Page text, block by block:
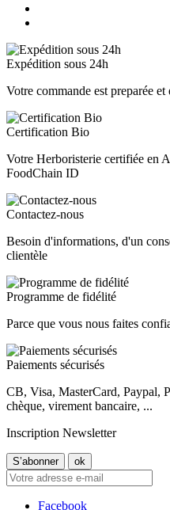
Expédition sous 24h
Votre commande est preparée
Certification Bio
Votre Herboristerie certifiée en
FoodChain ID
Contactez-nous
Besoin d'informations, d'un
clientèle
Programme de fidélité
Parce que vous nous faites
Paiements sécurisés
CB, Visa, MasterCard, Paypal,
chèque, virement bancaire, ...
Inscription Newsletter
Facebook